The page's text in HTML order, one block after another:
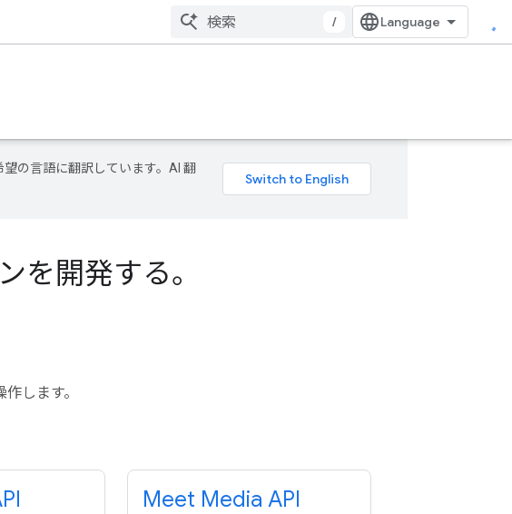
/
の言語に翻訳しています。AI 翻
を開発する。
します。
Meet Media API